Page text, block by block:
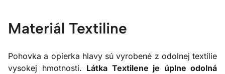
Materiál Textiline
Pohovka a opierka hlavy sú vyrobené z odolnej textílie
vysokej hmotnosti. Látka Textilene je úplne odolná